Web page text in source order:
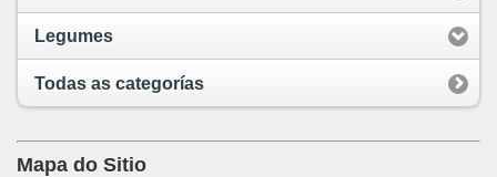
Legumes
Todas as categorías
Mapa do Sitio